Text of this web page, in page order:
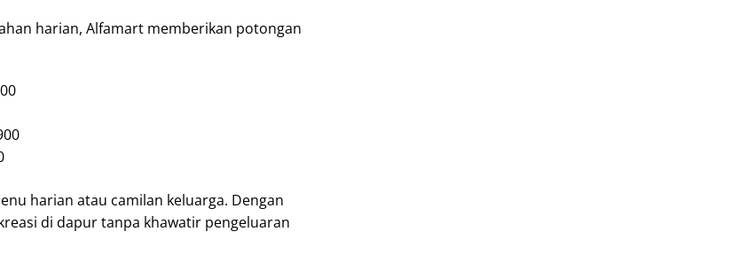
harian, Alfamart memberikan potongan
harian atau camilan keluarga. Dengan
di dapur tanpa khawatir pengeluaran